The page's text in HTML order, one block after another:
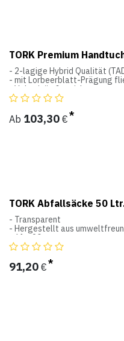
TORK Premium
- 2-lagige Hybrid Qualität
- mit Lorbeerblatt-Prägung
- Voluminös & weich
- 21 x 34 cm
H2
Interfold System
Ab 103,30 €
TORK Abfallsäcke 50
- Transparent
- Hergestellt aus
- 61 x 90 cm
Abfallbehälter System
91,20 €